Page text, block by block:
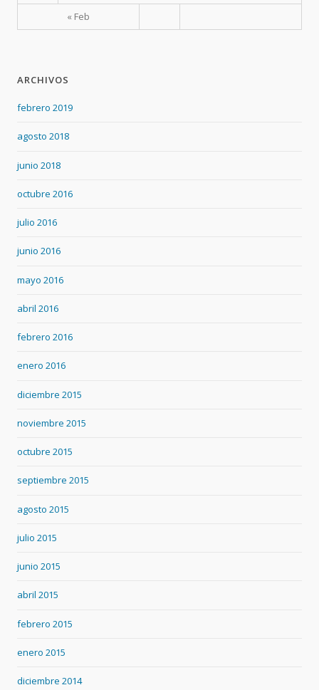
« Feb
ARCHIVOS
febrero 2019
agosto 2018
junio 2018
octubre 2016
julio 2016
junio 2016
mayo 2016
abril 2016
febrero 2016
enero 2016
diciembre 2015
noviembre 2015
octubre 2015
septiembre 2015
agosto 2015
julio 2015
junio 2015
abril 2015
febrero 2015
enero 2015
diciembre 2014